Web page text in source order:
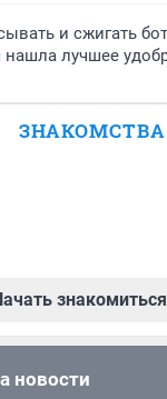
и сжигать
нашла лучшее
ЗНАКОМСТВА
знакомиться
новости